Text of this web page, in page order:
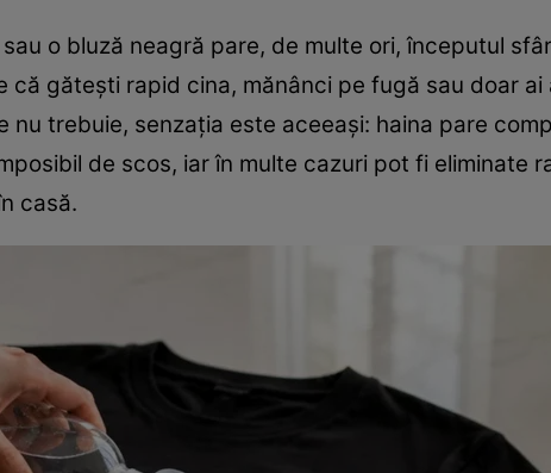
o bluză neagră pare, de multe ori, începutul
că gătești rapid cina, mănânci pe fugă sau doar
nu trebuie, senzația este aceeași: haina pare
de scos, iar în multe cazuri pot fi eliminate
casă.